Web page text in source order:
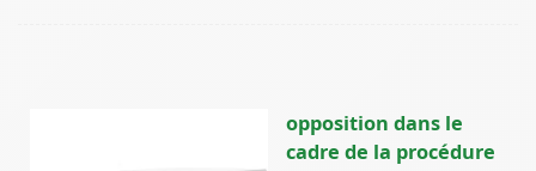
opposition dans le
cadre de la procédure